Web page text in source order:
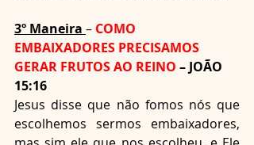
3º Maneira – COMO
EMBAIXADORES PRECISAMOS
GERAR FRUTOS AO REINO – JOÃO
15:16
Jesus disse que não fomos nós que
escolhemos sermos embaixadores,